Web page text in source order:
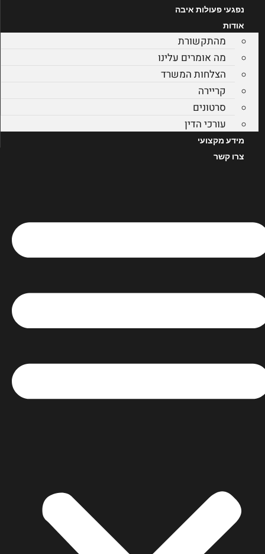
נפגעי פעולות איבה
אודות
מהתקשורת
מה אומרים עלינו
הצלחות המשרד
קריירה
סרטונים
עורכי הדין
מידע מקצועי
צרו קשר